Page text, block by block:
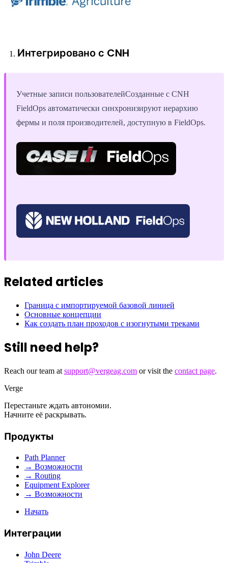
Интегрировано с CNH
Учетные записи пользователейСозданные с CNH
FieldOps автоматически синхронизируют иерархию
фермы и поля производителей, доступную в FieldOps.
Related articles
Граница с импортируемой базовой линией
Основные концепции
Как создать план проходов с изогнутыми треками
Still need help?
Reach our team at support@vergeag.com or visit the contact page.
Verge
Перестаньте ждать автономии.
Начните её раскрывать.
Продукты
Path Planner
→ Возможности
→ Routing
Equipment Explorer
→ Возможности
Начать
Интеграции
John Deere